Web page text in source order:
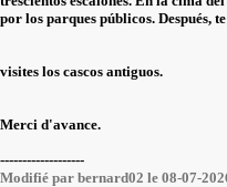
por los parques públicos. Después,
visites los cascos antiguos.
Merci d'avance.
-------------------
Modifié par bernard02 le 08-07-